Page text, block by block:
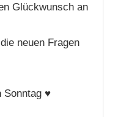
Glückwunsch an
neuen Fragen
Sonntag ♥